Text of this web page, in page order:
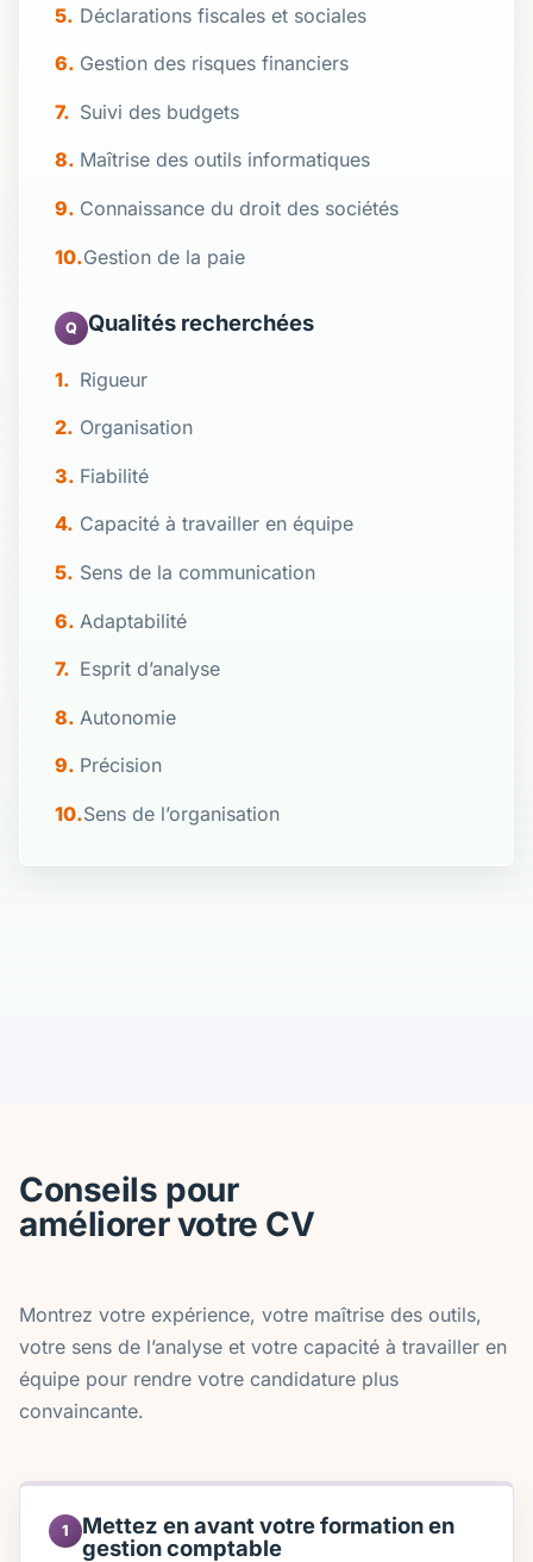
Déclarations fiscales et sociales
Gestion des risques financiers
Suivi des budgets
Maîtrise des outils informatiques
Connaissance du droit des sociétés
Gestion de la paie
Q Qualités recherchées
Rigueur
Organisation
Fiabilité
Capacité à travailler en équipe
Sens de la communication
Adaptabilité
Esprit d’analyse
Autonomie
Précision
Sens de l’organisation
Conseils pour
améliorer votre CV
Montrez votre expérience, votre maîtrise des outils,
votre sens de l’analyse et votre capacité à travailler en
équipe pour rendre votre candidature plus
convaincante.
1
Mettez en avant votre formation en
gestion comptable